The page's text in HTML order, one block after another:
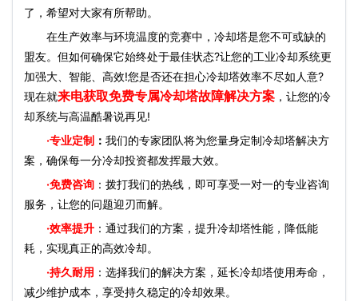
了，希望对大家有所帮助。
在生产效率与环境温度的竞赛中，冷却塔是您不可或缺的
盟友。但如何确保它始终处于最佳状态?让您的工业冷却系统更
加强大、智能、高效!您是否还在担心冷却塔效率不尽如人意?
现在就来电获取免费专属冷却塔故障解决方案 ，让您的冷
却系统与高温酷暑说再见!
·专业定制 ： 我们的专家团队将为您量身定制冷却塔解决方
案，确保每一分冷却投资都发挥最大效。
·免费咨询 ：拨打我们的热线，即可享受一对一的专业咨询
服务，让您的问题迎刃而解。
·效率提升 ：通过我们的方案，提升冷却塔性能，降低能
耗，实现真正的高效冷却。
·持久耐用 ：选择我们的解决方案，延长冷却塔使用寿命，
减少维护成本，享受持久稳定的冷却效果。